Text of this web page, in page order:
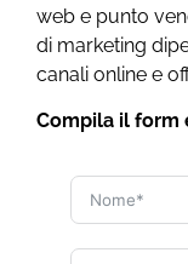
web e punto
di marketing
canali online e
Compila il form